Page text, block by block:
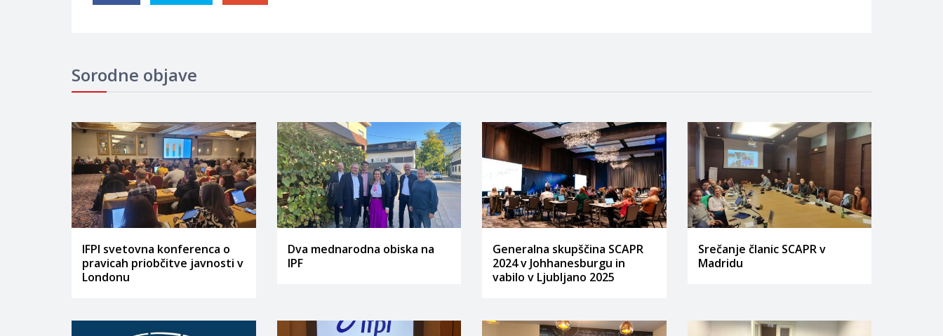
Sorodne objave
IFPI svetovna konferenca o
pravicah priobčitve javnosti v
Londonu
Dva mednarodna obiska na
IPF
Generalna skupščina SCAPR
2024 v Johhanesburgu in
vabilo v Ljubljano 2025
Srečanje članic SCAPR v
Madridu